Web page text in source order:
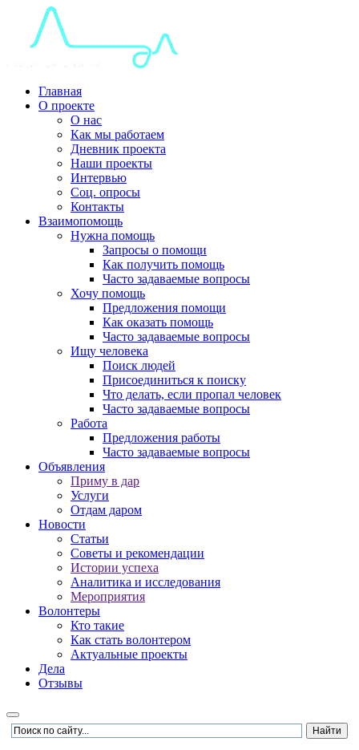
Главная
О проекте
О нас
Как мы работаем
Дневник проекта
Наши проекты
Интервью
Соц. опросы
Контакты
Взаимопомощь
Нужна помощь
Запросы о помощи
Как получить помощь
Часто задаваемые вопросы
Хочу помощь
Предложения помощи
Как оказать помощь
Часто задаваемые вопросы
Ищу человека
Поиск людей
Присоединиться к поиску
Что делать, если пропал человек
Часто задаваемые вопросы
Работа
Предложения работы
Часто задаваемые вопросы
Объявления
Приму в дар
Услуги
Отдам даром
Новости
Статьи
Советы и рекомендации
Истории успеха
Аналитика и исследования
Мероприятия
Волонтеры
Кто такие
Как стать волонтером
Актуальные проекты
Дела
Отзывы